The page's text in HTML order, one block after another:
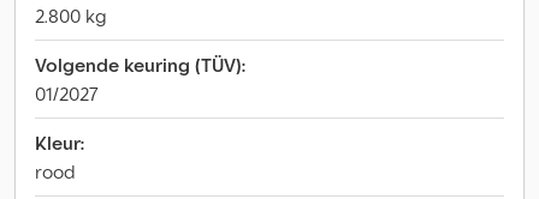
2.800 kg
Volgende keuring (TÜV):
01/2027
Kleur:
rood